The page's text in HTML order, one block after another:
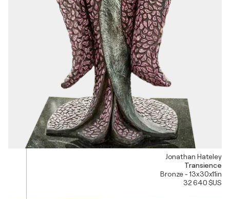
Jonathan Hateley
Transience
Bronze - 13x30x11in
32 640 $US